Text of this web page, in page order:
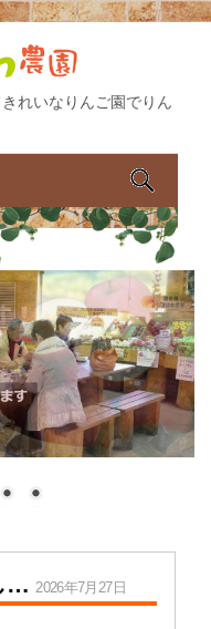
れいなりんご園でりん
検
索:
… 2026年7月27日